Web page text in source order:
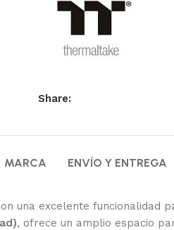
Share:
MARCA ENVÍO Y ENTREGA
una excelente funcionalidad
, ofrece un amplio espacio